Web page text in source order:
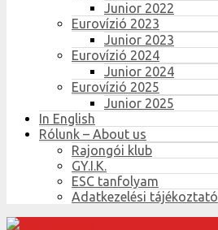
Junior 2022
Eurovízió 2023
Junior 2023
Eurovízió 2024
Junior 2024
Eurovízió 2025
Junior 2025
In English
Rólunk – About us
Rajongói klub
GY.I.K.
ESC tanfolyam
Adatkezelési tájékoztató